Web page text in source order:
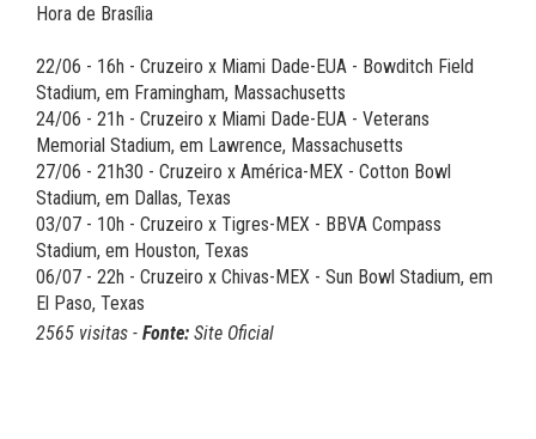
Hora de Brasília
22/06 - 16h - Cruzeiro x Miami Dade-EUA - Bowditch Field
Stadium, em Framingham, Massachusetts
24/06 - 21h - Cruzeiro x Miami Dade-EUA - Veterans
Memorial Stadium, em Lawrence, Massachusetts
27/06 - 21h30 - Cruzeiro x América-MEX - Cotton Bowl
Stadium, em Dallas, Texas
03/07 - 10h - Cruzeiro x Tigres-MEX - BBVA Compass
Stadium, em Houston, Texas
06/07 - 22h - Cruzeiro x Chivas-MEX - Sun Bowl Stadium, em
El Paso, Texas
2565 visitas - Fonte: Site Oficial